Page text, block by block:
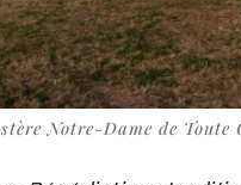
Notre-​Dame de Toute